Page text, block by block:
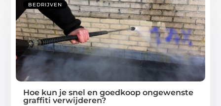
BEDRIJVEN
Hoe kun je snel en goedkoop ongewenste
graffiti verwijderen?